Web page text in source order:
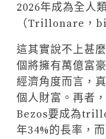
2026年成為全人
（Trillonare，
這其實說不上甚
個將擁有萬億富
經濟角度而言，
個人財富。再者
Bezos要成為
年34%的長率，